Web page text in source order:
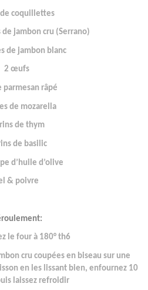
de coquillettes
jambon cru (Serrano)
de jambon blanc
2 œufs
parmesan râpé
de mozarella
de thym
de basilic
d’huile d’olive
& poivre
le four à 180° th6
cru coupées en biseau sur une
en les lissant bien, enfournez 10
laissez refroidir